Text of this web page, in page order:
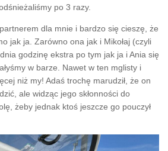
po 3 razy.
dla mnie i bardzo się cieszę, że
jak ja. Zarówno ona jak i Mikołaj (czyli
godzinę ekstra po tym jak ja i Ania się
w barze. Nawet w ten mglisty i
niż my! Adaś trochę marudził, że on
ale widząc jego skłonności do
żeby jednak ktoś jeszcze go pouczył